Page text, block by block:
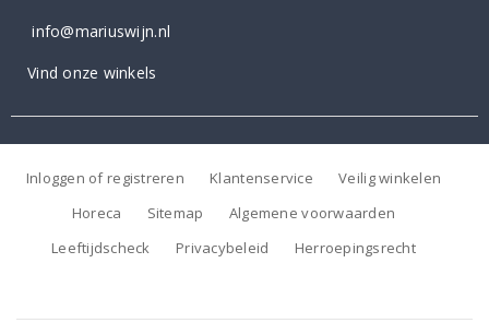
info@mariuswijn.nl
Vind onze winkels
Inloggen of registreren Klantenservice
Veilig winkelen
Horeca
Sitemap
Algemene voorwaarden
Leeftijdscheck
Privacybeleid Herroepingsrecht